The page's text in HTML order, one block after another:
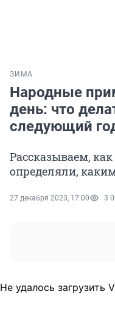
ЗИМА
Народные
день: что
следующий
Рассказываем, как
определяли,
27 декабря 2023, 17:00 3
Не удалось загрузить